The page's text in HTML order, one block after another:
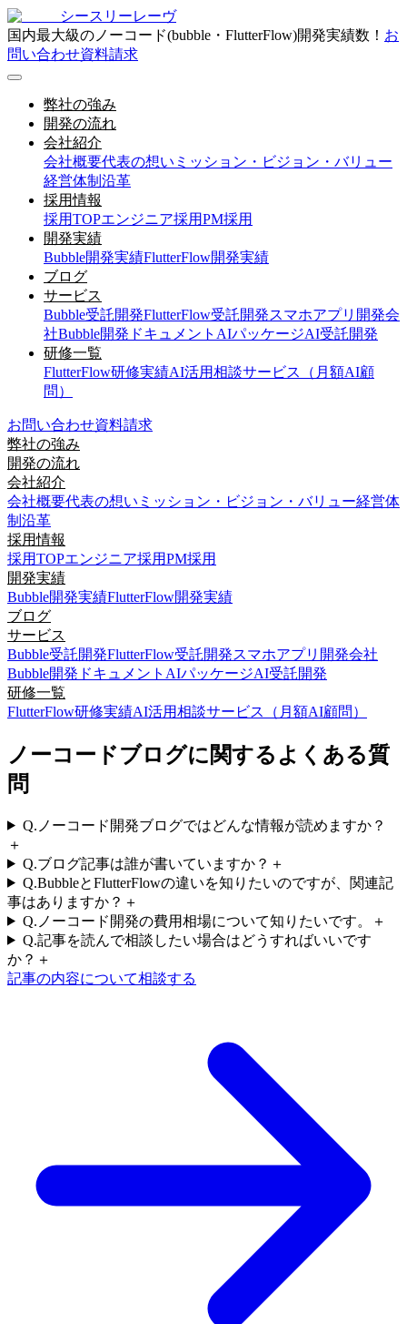
シースリーレーヴ
国内最大級のノーコード(bubble・FlutterFlow)開発実績数！ お
問い合わせ資料請求
弊社の強み
開発の流れ
会社紹介
会社概要代表の想い ミッション・ビジョン・バリュー
経営体制 沿革
採用情報
採用TOPエンジニア採用PM採用
開発実績
Bubble開発実績FlutterFlow開発実績
ブログ
サービス
Bubble受託開発FlutterFlow受託開発スマホアプリ開発会
社Bubble開発ドキュメント AIパッケージAI受託開発
研修一覧
FlutterFlow研修実績AI活用相談サービス（月額AI顧
問）
お問い合わせ資料請求
弊社の強み
開発の流れ
会社紹介
会社概要代表の想い ミッション・ビジョン・バリュー経営体
制 沿革
採用情報
採用TOPエンジニア採用PM採用
開発実績
Bubble開発実績FlutterFlow開発実績
ブログ
サービス
Bubble受託開発FlutterFlow受託開発スマホアプリ開発会社
Bubble開発ドキュメント AIパッケージAI受託開発
研修一覧
FlutterFlow研修実績AI活用相談サービス（月額AI顧問）
ノーコードブログに関するよくある質
問
Q. ノーコード開発ブログではどんな情報が読めますか？
＋
Q.ブログ記事は誰が書いていますか？ ＋
Q.BubbleとFlutterFlowの違いを知りたいのですが、関連記
事はありますか？ ＋
Q. ノーコード開発の費用相場について知りたいです。
＋
Q.記事を読んで相談したい場合はどうすればいいです
か？ ＋
記事の内容について相談する